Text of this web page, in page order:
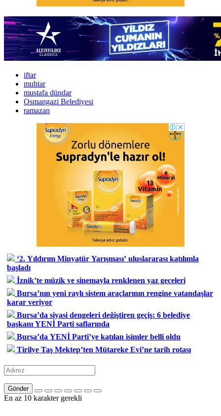
iftar
muhtar
mustafa dündar
Osmangazi Belediyesi
ramazan
‘2. Yıldırım Minyatür Yarışması’ uluslararası katılımla
başladı
İznik’te müzik ve sinemayla renklenen yaz geceleri
Bursa’nın yeni raylı sistem araçlarının rengine vatandaşlar
karar veriyor
Bursa’da siyasi dengeleri değiştiren geçiş: 6 belediye
başkanı YENİ Parti saflarında
Bursa’da YENİ Parti’ye katılan isimler belli oldu
Tirilye Taş Mektep’ten Mütareke Evi’ne tarih rotası
Gönder
En az 10 karakter gerekli